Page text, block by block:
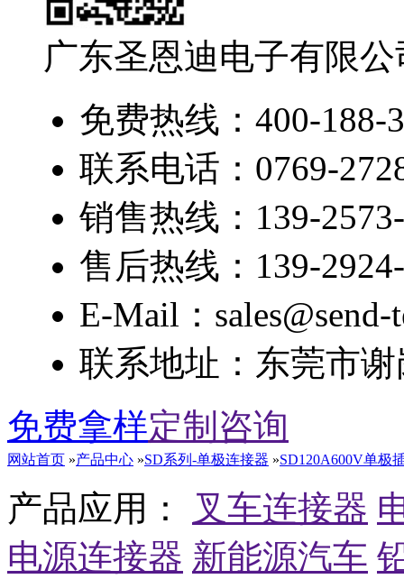
广东圣恩迪电子有限公
免费热线：400-188-
联系电话：0769-
销售热线：139-
售后热线：139-
E-Mail：sales@send-
联系地址：东莞市
免费拿样定制咨询
网站首页 »产品中心 »SD系列-单极连接器 »SD120A600V单极
产品应用： 叉车连接器
电源连接器 新能源汽车